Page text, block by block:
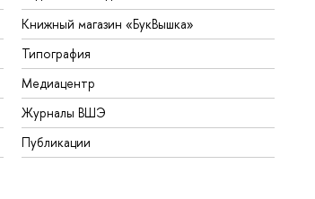
Книжный магазин «БукВышка»
Типография
Медиацентр
Журналы ВШЭ
Публикации